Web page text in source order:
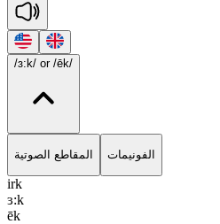
/ɜ:k/ or /ēk/
المقاطع الصوتية الفونيمات
irk
ɜ:k
ēk